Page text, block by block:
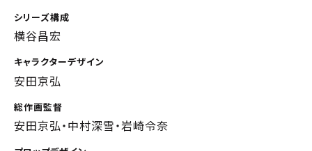
シリーズ構成
横谷昌宏
キャラクターデザイン
安田京弘
総作画監督
安田京弘・中村深雪・岩崎令奈